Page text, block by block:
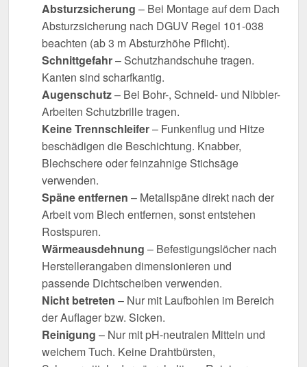
Absturzsicherung – Bei Montage auf dem Dach
Absturzsicherung nach DGUV Regel 101-038
beachten (ab 3 m Absturzhöhe Pflicht).
Schnittgefahr– Schutzhandschuhe tragen.
Kanten sind scharfkantig.
Augenschutz– Bei Bohr-, Schneid- und Nibbler-
Arbeiten Schutzbrille tragen.
Keine Trennschleifer– Funkenflug und Hitze
beschädigen die Beschichtung. Knabber,
Blechschere oder feinzahnige Stichsäge
verwenden.
Späne entfernen – Metallspäne direkt nach der
Arbeit vom Blech entfernen, sonst entstehen
Rostspuren.
Wärmeausdehnung – Befestigungslöcher nach
Herstellerangaben dimensionieren und
passende Dichtscheiben verwenden.
Nicht betreten – Nur mit Laufbohlen im Bereich
der Auflager bzw. Sicken.
Reinigung – Nur mit pH-neutralen Mitteln und
weichem Tuch. Keine Drahtbürsten,